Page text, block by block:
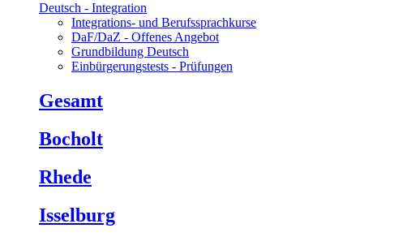
Deutsch - Integration
Integrations- und Berufssprachkurse
DaF/DaZ - Offenes Angebot
Grundbildung Deutsch
Einbürgerungstests - Prüfungen
Gesamt
Bocholt
Rhede
Isselburg